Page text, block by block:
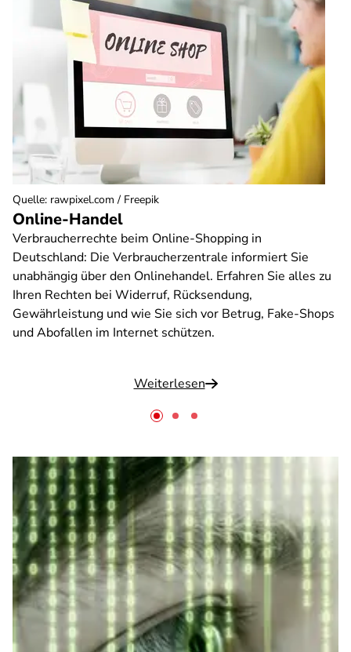
Online-Handel
Verbraucherrechte beim Online-Shopping in
Deutschland: Die Verbraucherzentrale informiert Sie
unabhängig über den Onlinehandel. Erfahren Sie alles zu
Ihren Rechten bei Widerruf, Rücksendung,
Gewährleistung und wie Sie sich vor Betrug, Fake-Shops
und Abofallen im Internet schützen.
Weiterlesen
Quelle: rawpixel.com / Freepik